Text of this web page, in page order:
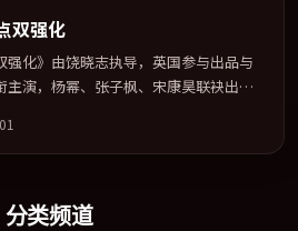
双强化
强化》由饶晓志执导，英国参与出品与
演，杨幂、张子枫、宋康昊联袂出
上力求统一。定于 2016-10-06 在内地
年度话题片中口碑稳健，适合喜欢
分类频道